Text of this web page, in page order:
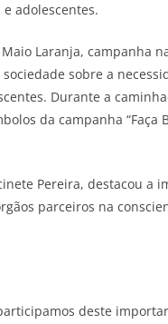
adolescentes.
Laranja, campanha
sobre a
Durante a
da campanha “Faça
Pereira, destacou a
parceiros na
deste